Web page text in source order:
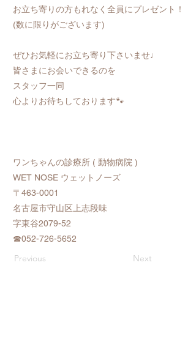
お立ち寄りの方もれなく全員にプレゼント！
(数に限りがございます)
ぜひお気軽にお立ち寄り下さいませ♩
皆さまにお会いできるのを
スタッフ一同
心よりお待ちしております🐾
ワンちゃんの診療所 ( 動物病院 )
WET NOSE ウェットノーズ
〒463-0001
名古屋市守山区上志段味
字東谷2079-52
☎052-726-5652
Previous Next